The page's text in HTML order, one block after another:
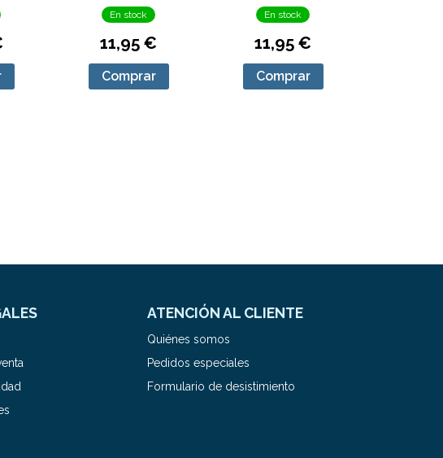
En stock
11,95 €
Comprar
En stock
11,95 €
Comprar
ATENCIÓN AL CLIENTE
Quiénes somos
Pedidos especiales
Formulario de desistimiento